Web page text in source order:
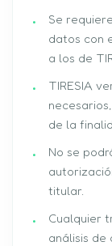
Se
datos con
a los de
TIRESIA
de la
No se
titular.
Cualquier
análisis de